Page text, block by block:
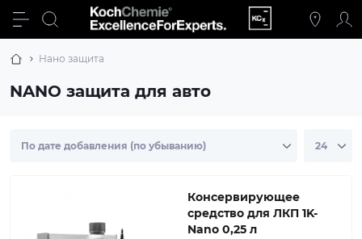
Нано защита
NANO защита для авто
Консервирующее
средство для ЛКП 1K-
Nano 0,25 л